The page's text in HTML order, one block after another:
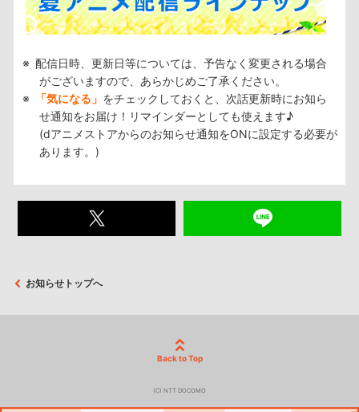
配信日時、更新日等については、予告なく変更される場合
がございますので、あらかじめご了承ください。
「気になる」 をチェックしておくと、次話更新時にお知ら
せ通知をお届け！リマインダーとしても使えます♪
(dアニメストアからのお知らせ通知をONに設定する必要が
あります。)
お知らせトップへ
Back to Top
(C) NTT DOCOMO